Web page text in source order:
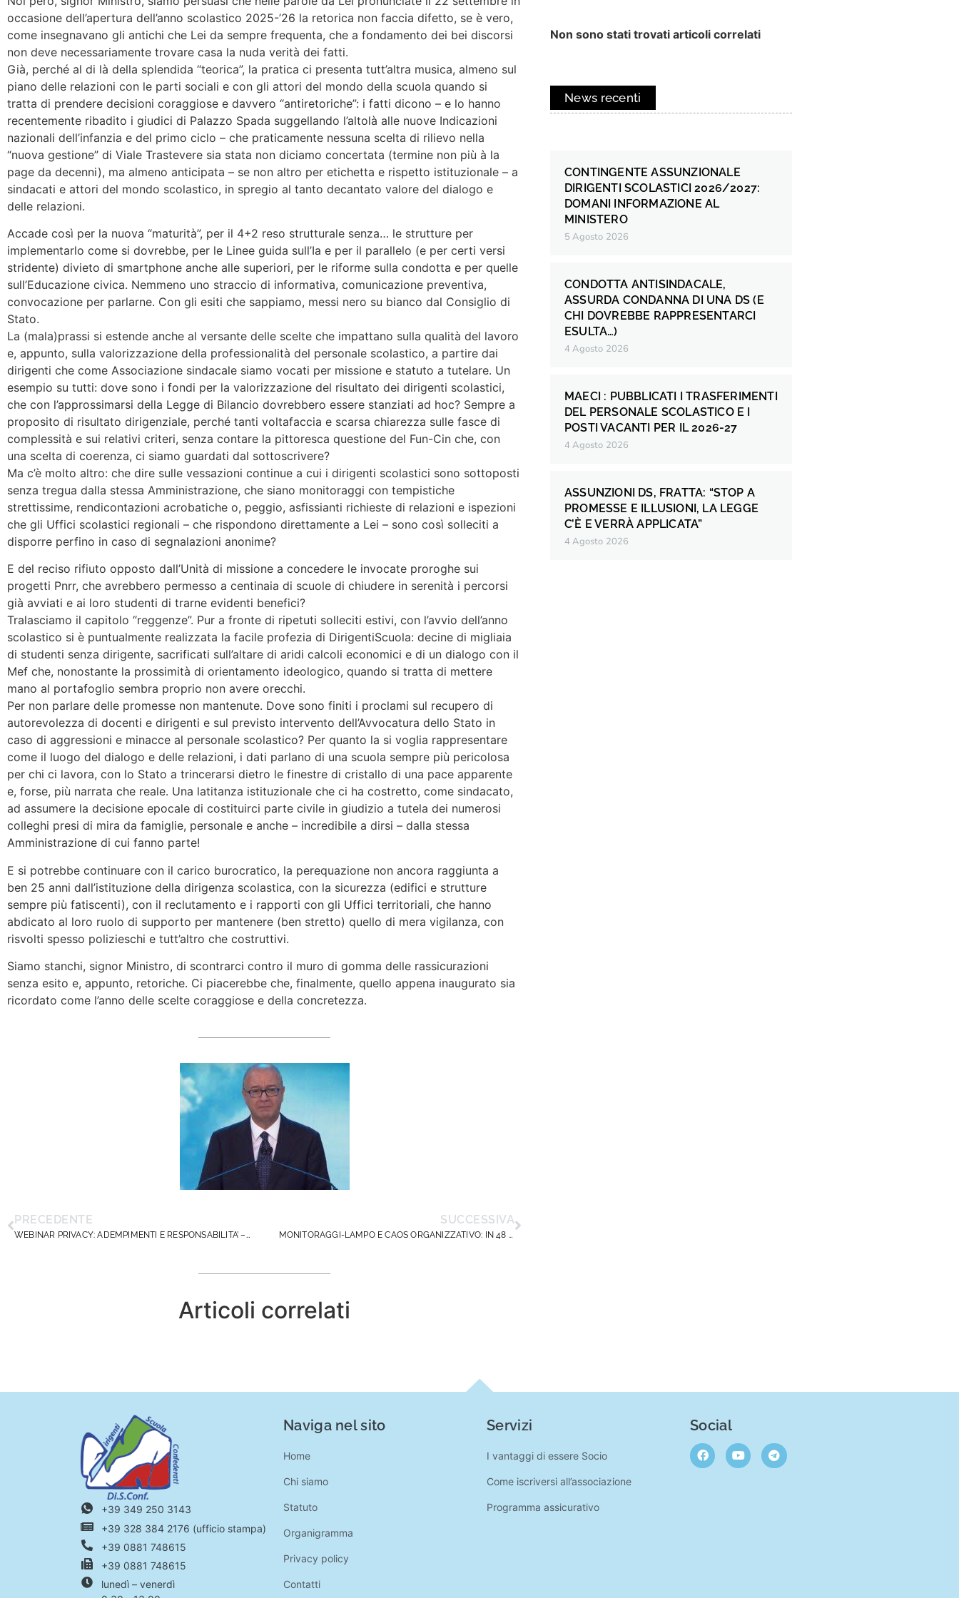
occasione dell’apertura dell’anno scolastico 2025-’26 la retorica non faccia difetto, se è vero,
come insegnavano gli antichi che Lei da sempre frequenta, che a fondamento dei bei discorsi
non deve necessariamente trovare casa la nuda verità dei fatti.
Già, perché al di là della splendida “teorica”, la pratica ci presenta tutt’altra musica, almeno sul
piano delle relazioni con le parti sociali e con gli attori del mondo della scuola quando si
tratta di prendere decisioni coraggiose e davvero “antiretoriche”: i fatti dicono – e lo hanno
recentemente ribadito i giudici di Palazzo Spada suggellando l’altolà alle nuove Indicazioni
nazionali dell’infanzia e del primo ciclo – che praticamente nessuna scelta di rilievo nella
“nuova gestione” di Viale Trastevere sia stata non diciamo concertata (termine non più à la
page da decenni), ma almeno anticipata – se non altro per etichetta e rispetto istituzionale – a
sindacati e attori del mondo scolastico, in spregio al tanto decantato valore del dialogo e
delle relazioni.
Accade così per la nuova “maturità”, per il 4+2 reso strutturale senza… le strutture per
implementarlo come si dovrebbe, per le Linee guida sull’Ia e per il parallelo (e per certi versi
stridente) divieto di smartphone anche alle superiori, per le riforme sulla condotta e per quelle
sull’Educazione civica. Nemmeno uno straccio di informativa, comunicazione preventiva,
convocazione per parlarne. Con gli esiti che sappiamo, messi nero su bianco dal Consiglio di
Stato.
La (mala)prassi si estende anche al versante delle scelte che impattano sulla qualità del lavoro
e, appunto, sulla valorizzazione della professionalità del personale scolastico, a partire dai
dirigenti che come Associazione sindacale siamo vocati per missione e statuto a tutelare. Un
esempio su tutti: dove sono i fondi per la valorizzazione del risultato dei dirigenti scolastici,
che con l’approssimarsi della Legge di Bilancio dovrebbero essere stanziati ad hoc? Sempre a
proposito di risultato dirigenziale, perché tanti voltafaccia e scarsa chiarezza sulle fasce di
complessità e sui relativi criteri, senza contare la pittoresca questione del Fun-Cin che, con
una scelta di coerenza, ci siamo guardati dal sottoscrivere?
Ma c’è molto altro: che dire sulle vessazioni continue a cui i dirigenti scolastici sono sottoposti
senza tregua dalla stessa Amministrazione, che siano monitoraggi con tempistiche
strettissime, rendicontazioni acrobatiche o, peggio, asfissianti richieste di relazioni e ispezioni
che gli Uffici scolastici regionali – che rispondono direttamente a Lei – sono così solleciti a
disporre perfino in caso di segnalazioni anonime?
E del reciso rifiuto opposto dall’Unità di missione a concedere le invocate proroghe sui
progetti Pnrr, che avrebbero permesso a centinaia di scuole di chiudere in serenità i percorsi
già avviati e ai loro studenti di trarne evidenti benefici?
Tralasciamo il capitolo “reggenze”. Pur a fronte di ripetuti solleciti estivi, con l’avvio dell’anno
scolastico si è puntualmente realizzata la facile profezia di DirigentiScuola: decine di migliaia
di studenti senza dirigente, sacrificati sull’altare di aridi calcoli economici e di un dialogo con il
Mef che, nonostante la prossimità di orientamento ideologico, quando si tratta di mettere
mano al portafoglio sembra proprio non avere orecchi.
Per non parlare delle promesse non mantenute. Dove sono finiti i proclami sul recupero di
autorevolezza di docenti e dirigenti e sul previsto intervento dell’Avvocatura dello Stato in
caso di aggressioni e minacce al personale scolastico? Per quanto la si voglia rappresentare
come il luogo del dialogo e delle relazioni, i dati parlano di una scuola sempre più pericolosa
per chi ci lavora, con lo Stato a trincerarsi dietro le finestre di cristallo di una pace apparente
e, forse, più narrata che reale. Una latitanza istituzionale che ci ha costretto, come sindacato,
ad assumere la decisione epocale di costituirci parte civile in giudizio a tutela dei numerosi
colleghi presi di mira da famiglie, personale e anche – incredibile a dirsi – dalla stessa
Amministrazione di cui fanno parte!
E si potrebbe continuare con il carico burocratico, la perequazione non ancora raggiunta a
ben 25 anni dall’istituzione della dirigenza scolastica, con la sicurezza (edifici e strutture
sempre più fatiscenti), con il reclutamento e i rapporti con gli Uffici territoriali, che hanno
abdicato al loro ruolo di supporto per mantenere (ben stretto) quello di mera vigilanza, con
risvolti spesso polizieschi e tutt’altro che costruttivi.
Siamo stanchi, signor Ministro, di scontrarci contro il muro di gomma delle rassicurazioni
senza esito e, appunto, retoriche. Ci piacerebbe che, finalmente, quello appena inaugurato sia
ricordato come l’anno delle scelte coraggiose e della concretezza.
PRECEDENTE
WEBINAR PRIVACY: ADEMPIMENTI E RESPONSABILITA’ – 24 settembre 2025
SUCCESSIVA
MONITORAGGI-LAMPO E CAOS ORGANIZZATIVO: IN 48 ORE CON SCIOPERO IN CORSO. DIRIGENTISCUOLA RISCRIVE AL MIM
Articoli correlati
Non sono stati trovati articoli correlati
News recenti
CONTINGENTE ASSUNZIONALE
DIRIGENTI SCOLASTICI 2026/2027:
DOMANI INFORMAZIONE AL
MINISTERO
5 Agosto 2026
CONDOTTA ANTISINDACALE,
ASSURDA CONDANNA DI UNA DS (E
CHI DOVREBBE RAPPRESENTARCI
ESULTA…)
4 Agosto 2026
MAECI : PUBBLICATI I TRASFERIMENTI
DEL PERSONALE SCOLASTICO E I
POSTI VACANTI PER IL 2026-27
4 Agosto 2026
ASSUNZIONI DS, FRATTA: “STOP A
PROMESSE E ILLUSIONI, LA LEGGE
C’È E VERRÀ APPLICATA”
4 Agosto 2026
+39 349 250 3143
+39 328 384 2176 (ufficio stampa)
+39 0881 748615
+39 0881 748615
lunedì – venerdì
Naviga nel sito
Home
Chi siamo
Statuto
Organigramma
Privacy policy
Contatti
Servizi
I vantaggi di essere Socio
Come iscriversi all’associazione
Programma assicurativo
Social